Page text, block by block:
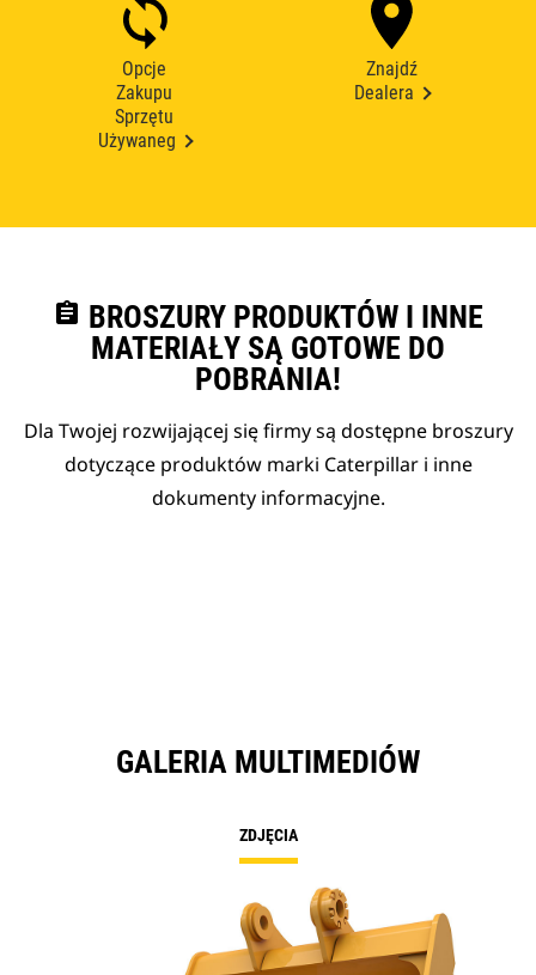
Opcje
Zakupu
Sprzętu
Używaneg
Znajdź
Dealera
assignment BROSZURY PRODUKTÓW I INNE
MATERIAŁY SĄ GOTOWE DO
POBRANIA!
Dla Twojej rozwijającej się firmy są dostępne broszury
dotyczące produktów marki Caterpillar i inne
dokumenty informacyjne.
GALERIA MULTIMEDIÓW
ZDJĘCIA